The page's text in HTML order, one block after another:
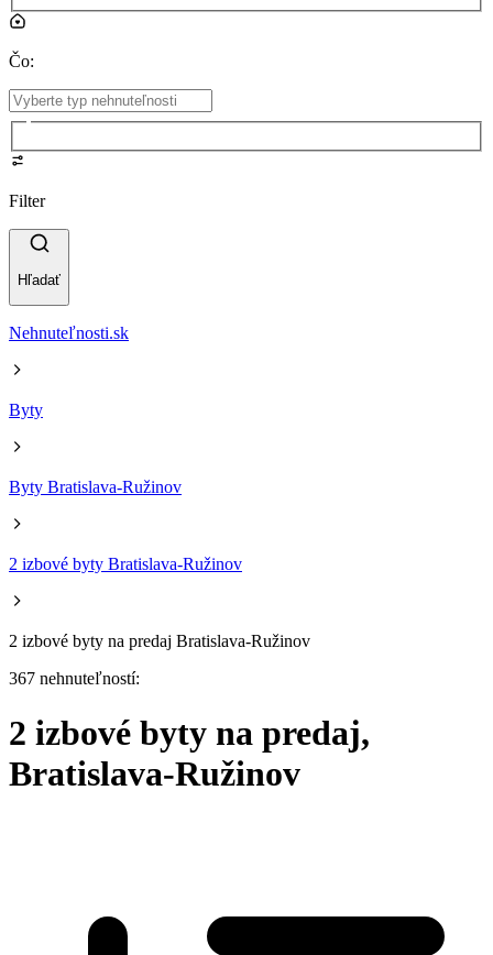
Čo:
Filter
Hľadať
Nehnuteľnosti.sk
Byty
Byty Bratislava-Ružinov
2 izbové byty Bratislava-Ružinov
2 izbové byty na predaj Bratislava-Ružinov
367 nehnuteľností:
2 izbové byty na predaj,
Bratislava-Ružinov